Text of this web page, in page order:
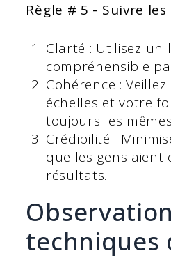
Règle # 5 - Suivre les
Clarté : Utilisez un
compréhensible
Cohérence :
échelles et votre
toujours les
Crédibilité :
que les gens aient
résultats.
techniques